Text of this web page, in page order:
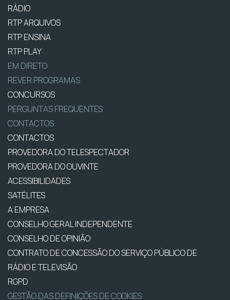
RÁDIO
RTP ARQUIVOS
RTP ENSINA
RTP PLAY
EM DIRETO
REVER PROGRAMAS
CONCURSOS
PERGUNTAS FREQUENTES
CONTACTOS
CONTACTOS
PROVEDORA DO TELESPECTADOR
PROVEDORA DO OUVINTE
ACESSIBILIDADES
SATÉLITES
A EMPRESA
CONSELHO GERAL INDEPENDENTE
CONSELHO DE OPINIÃO
CONTRATO DE CONCESSÃO DO SERVIÇO PÚBLICO DE
RÁDIO E TELEVISÃO
RGPD
GESTÃO DAS DEFINIÇÕES DE COOKIES